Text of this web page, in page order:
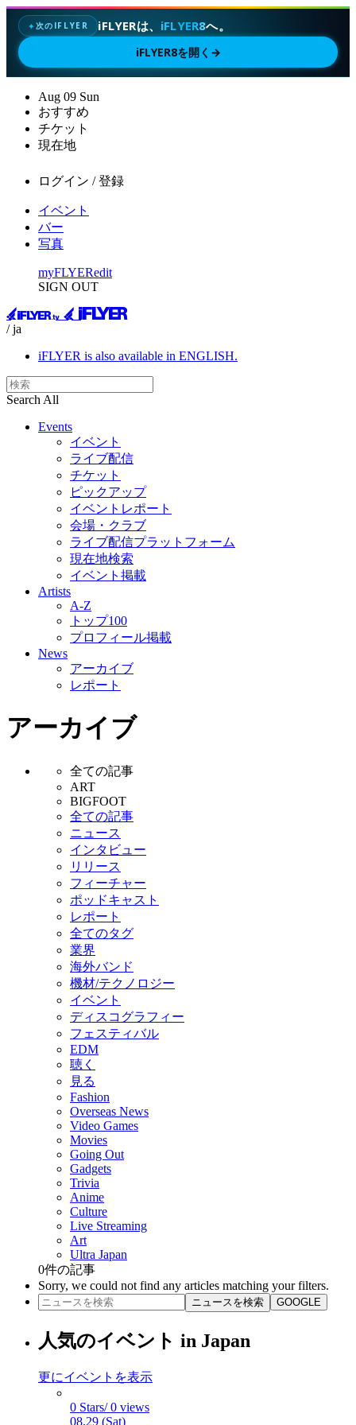
✦次のIFLYER iFLYERは、 iFLYER8へ。
iFLYER8を開く →
Aug 09 Sun
おすすめ
チケット
現在地
ログイン / 登録
イベント
バー
写真
myFLYERedit
SIGN OUT
/ ja
iFLYER is also available in ENGLISH.
Search All
Events
イベント
ライブ配信
チケット
ピックアップ
イベントレポート
会場・クラブ
ライブ配信プラットフォーム
現在地検索
イベント掲載
Artists
A-Z
トップ100
プロフィール掲載
News
アーカイブ
レポート
アーカイブ
全ての記事
ART
BIGFOOT
全ての記事
ニュース
インタビュー
リリース
フィーチャー
ポッドキャスト
レポート
全てのタグ
業界
海外バンド
機材/テクノロジー
イベント
ディスコグラフィー
フェスティバル
EDM
聴く
見る
Fashion
Overseas News
Video Games
Movies
Going Out
Gadgets
Trivia
Anime
Culture
Live Streaming
Art
Ultra Japan
0件の記事
Sorry, we could not find any articles matching your filters.
ニュースを検索 GOOGLE
人気のイベント in Japan
更にイベントを表示
0 Stars/ 0 views
08.29 (Sat)